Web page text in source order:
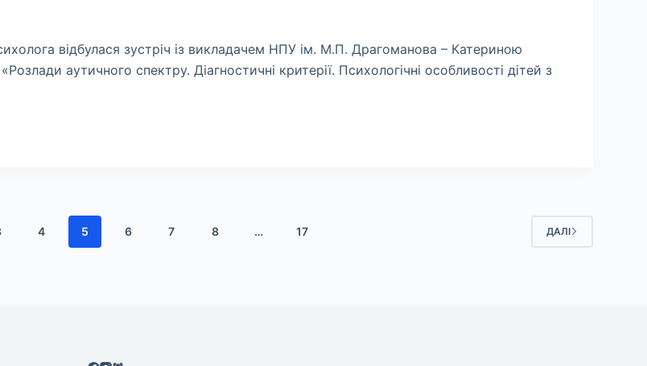
відбулася зустріч із викладачем НПУ ім. М.П. Драгоманова – Катериною
аутичного спектру. Діагностичні критерії. Психологічні особливості дітей з
4 5 6 7 8 … 17 ДАЛІ